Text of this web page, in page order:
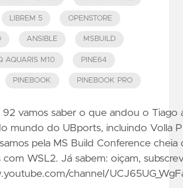
LIBREM 5 OPENSTORE
ANSIBLE MSBUILD
AQUARIS M10 PINE64
PINEBOOK PINEBOOK PRO
vamos saber o que andou o Tiago
mundo do UBports, incluindo Volla
pela MS Build Conference cheia
com WSL2. Já sabem: oiçam,
channel/